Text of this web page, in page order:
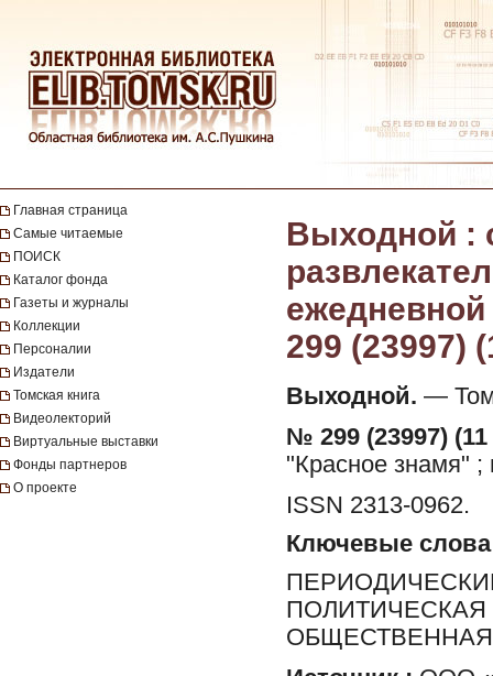
Главная страница
Самые читаемые
ПОИСК
Каталог фонда
Газеты и журналы
Коллекции
Персоналии
Издатели
Томская книга
Видеолекторий
Виртуальные выставки
Фонды партнеров
О проекте
Выходной :
299 (23997)
Выходной. —
№ 299 (23997)
"Красное знамя" ;
ISSN 2313-0962.
Ключевые слова